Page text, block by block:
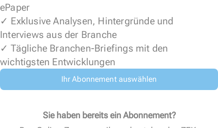
ePaper
✓ Exklusive Analysen, Hintergründe und
Interviews aus der Branche
✓ Tägliche Branchen-Briefings mit den
wichtigsten Entwicklungen
Ihr Abonnement auswählen
Sie haben bereits ein Abonnement?